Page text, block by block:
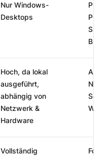
Nur Windows-
Desktops
PC,
Hoch, da lokal
ausgeführt,
abhängig von
Netzwerk &
Hardware
Vollständig